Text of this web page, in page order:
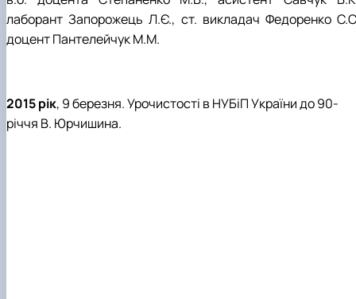
лаборант Запорожець Л.Є., ст. викладач Федоренко
доцент Пантелейчук М.М.
2015 рік, 9 березня. Урочистості в НУБіП України до 90-
річчя В. Юрчишина.